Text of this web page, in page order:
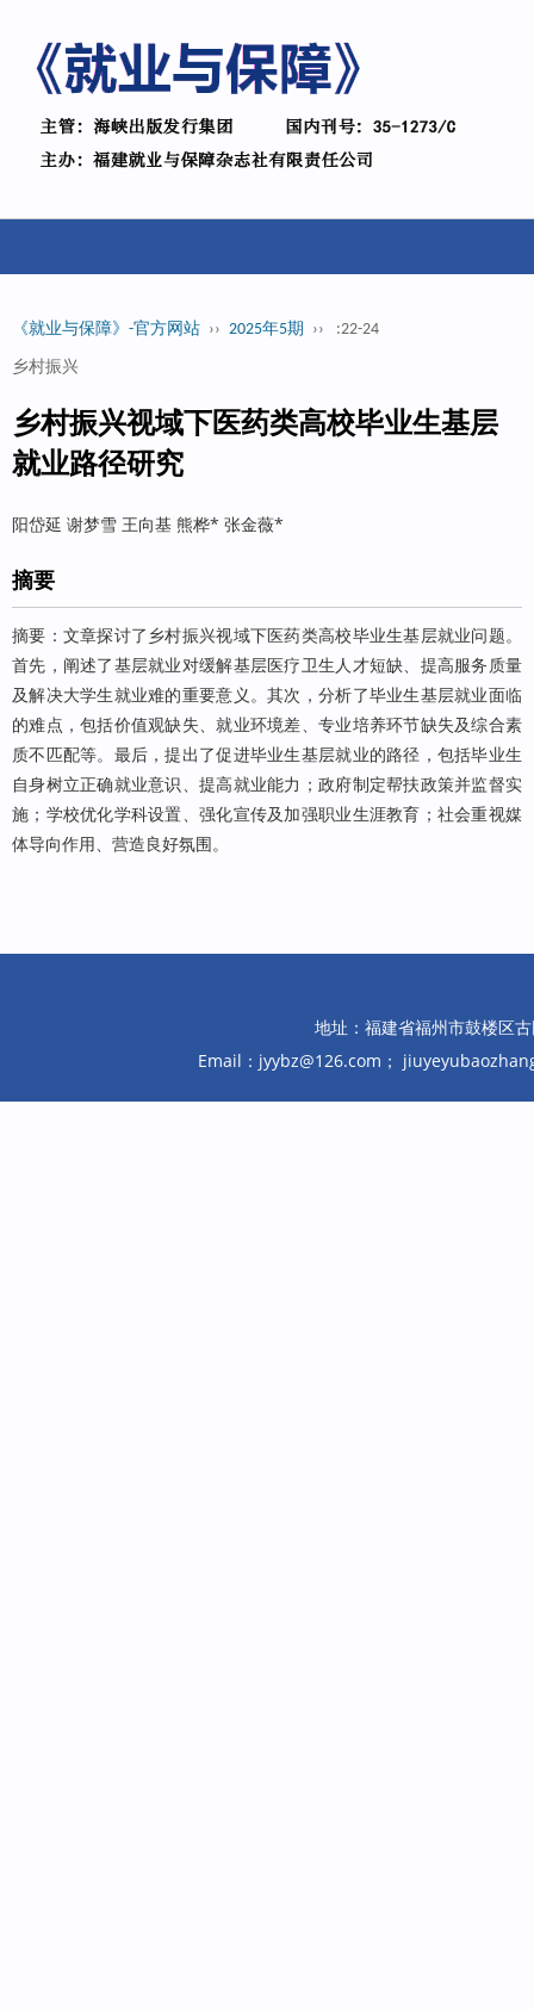
《就业与保障》-官方网站 ›› 2025年5期 ›› :22-24
乡村振兴
乡村振兴视域下医药类高校毕业生基层
就业路径研究
阳岱延 谢梦雪 王向基 熊桦* 张金薇*
摘要
摘要：文章探讨了乡村振兴视域下医药类高校毕业生基层就业问题。
首先，阐述了基层就业对缓解基层医疗卫生人才短缺、提高服务质量
及解决大学生就业难的重要意义。其次，分析了毕业生基层就业面临
的难点，包括价值观缺失、就业环境差、专业培养环节缺失及综合素
质不匹配等。最后，提出了促进毕业生基层就业的路径，包括毕业生
自身树立正确就业意识、提高就业能力；政府制定帮扶政策并监督实
施；学校优化学科设置、强化宣传及加强职业生涯教育；社会重视媒
体导向作用、营造良好氛围。
地址：福建省福州市鼓楼区
Email：jyybz@126.com；